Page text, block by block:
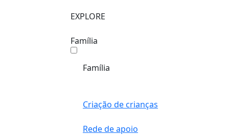
EXPLORE
Família
Família
Criação de crianças
Rede de apoio